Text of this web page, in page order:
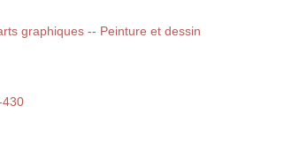
graphiques -- Peinture et dessin
430